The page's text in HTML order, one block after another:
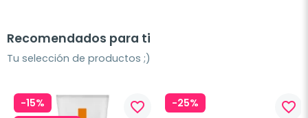
Recomendados para ti
Tu selección de productos ;)
-15%
favorite_border -25% favorite_border